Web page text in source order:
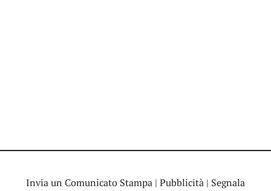
Invia un Comunicato Stampa | Pubblicità | Segnala